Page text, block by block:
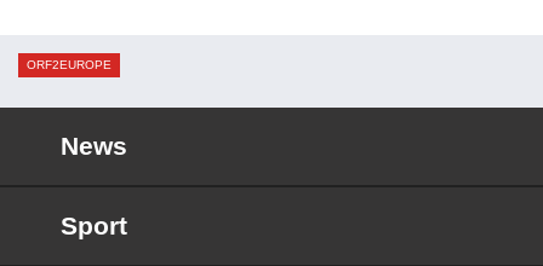
ORF2EUROPE
News
Sport